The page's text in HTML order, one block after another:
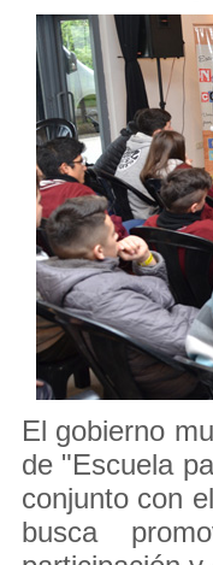
El gobierno
de "Escuela
conjunto con
busca